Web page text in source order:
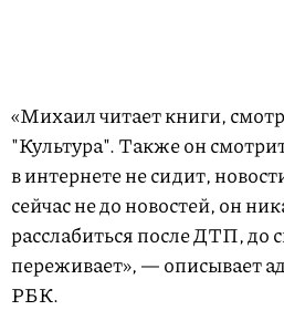
«Михаил читает книги,
"Культура". Также он
в интернете не сидит,
сейчас не до новостей, он
расслабиться после ДТП, до
переживает», — описывает
РБК.